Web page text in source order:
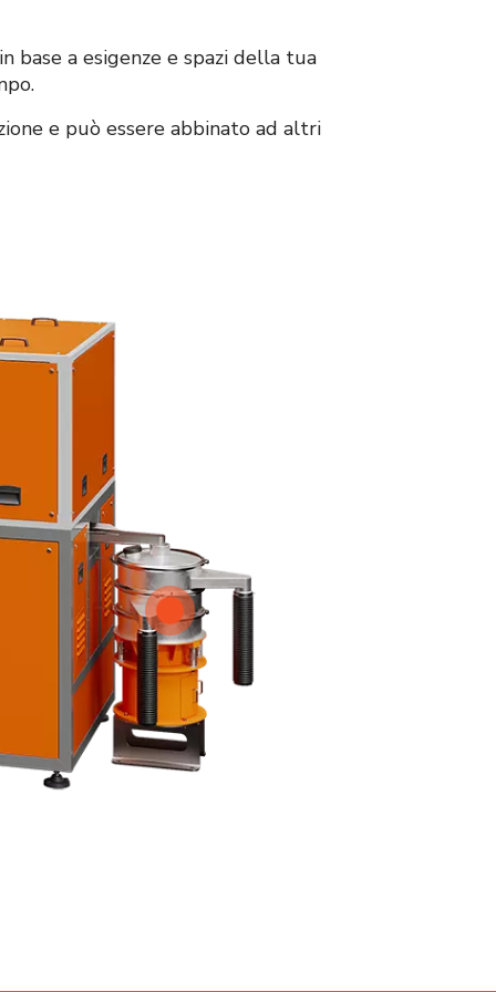
base a esigenze e spazi della tua
e può essere abbinato ad altri